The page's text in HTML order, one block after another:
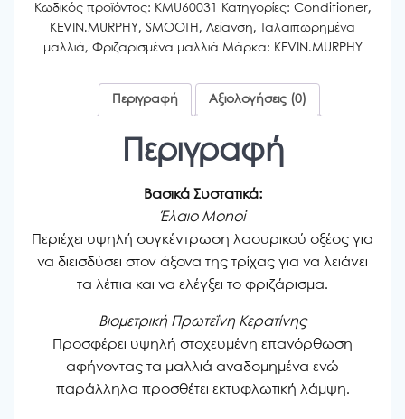
250ml
ποσότητα
Κωδικός προϊόντος: KMU60031 Κατηγορίες: Conditioner,
KEVIN.MURPHY, SMOOTH , Λείανση, Ταλαιπωρημένα
μαλλιά, Φριζαρισμένα μαλλιά Μάρκα: KEVIN.MURPHY
Περιγραφή Αξιολογήσεις (0)
Περιγραφή
Βασικά Συστατικά:
Έλαιο Μοnοi
Περιέχει υψηλή συγκέντρωση λαουρικού οξέος για
να διεισδύσει στον άξονα της τρίχας για να λειάνει
τα λέπια και να ελέγξει το φριζάρισμα.
Βιομετρική Πρωτεΐνη Κερατίνης
Προσφέρει υψηλή στοχευμένη επανόρθωση
αφήνοντας τα μαλλιά αναδομημένα ενώ
παράλληλα προσθέτει εκτυφλωτική λάμψη.